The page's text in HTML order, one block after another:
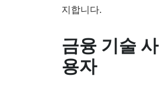
지합니다.
금융 기술 사
용자